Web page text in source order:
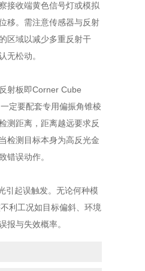
接收端黄色信号灯或模拟
移。需注意传感器与反射
区域以减少多重反射干
无松动。
射板即Corner Cube
定要配套专用偏振角锥棱
测距离，距离越远要求反
检测目标本身为高反光金
错误动作。
引起误触发。无论何种模
利工况如目标偏斜、环境
报与失效概率。